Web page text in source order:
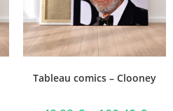
Tableau comics – Clooney